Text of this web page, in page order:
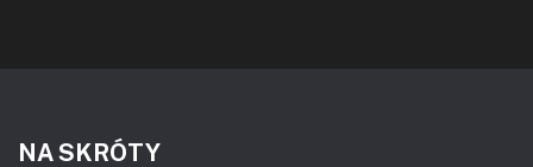
NA SKRÓTY